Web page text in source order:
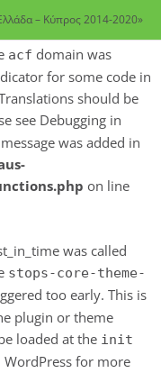
acf domain was
for some code in
should be
see Debugging in
was added in
on line
was called
stops-core-theme-
too early. This is
plugin or theme
loaded at the init
for more
– Κύπρος 2014-2020»